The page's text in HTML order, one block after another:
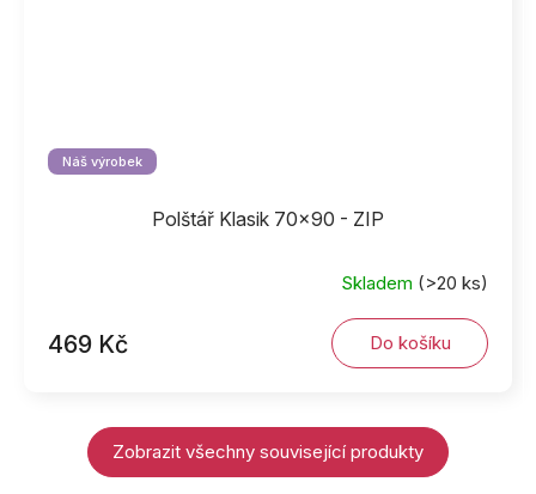
Náš výrobek
Polštář Klasik 70x90 - ZIP
Skladem (>20 ks)
469 Kč Do košíku
Zobrazit všechny související produkty